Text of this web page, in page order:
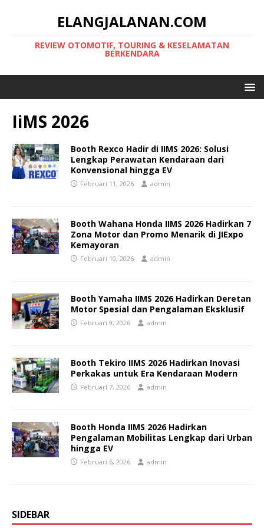
ELANGJALANAN.COM
REVIEW OTOMOTIF, TOURING & KESELAMATAN
BERKENDARA
IiMS 2026
Booth Rexco Hadir di IIMS 2026: Solusi
Lengkap Perawatan Kendaraan dari
Konvensional hingga EV
Februari 11, 2026 admin
Booth Wahana Honda IIMS 2026 Hadirkan 7
Zona Motor dan Promo Menarik di JIExpo
Kemayoran
Februari 10, 2026 admin
Booth Yamaha IIMS 2026 Hadirkan Deretan
Motor Spesial dan Pengalaman Eksklusif
Februari 9, 2026 admin
Booth Tekiro IIMS 2026 Hadirkan Inovasi
Perkakas untuk Era Kendaraan Modern
Februari 7, 2026 admin
Booth Honda IIMS 2026 Hadirkan
Pengalaman Mobilitas Lengkap dari Urban
hingga EV
Februari 6, 2026 admin
SIDEBAR